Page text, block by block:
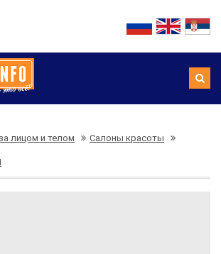
лицом и телом Салоны красоты